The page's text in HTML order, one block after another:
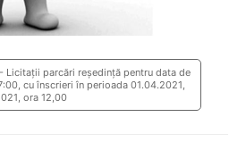
Licitații parcări reședință pentru data de
cu înscrieri în perioada 01.04.2021,
ora 12,00